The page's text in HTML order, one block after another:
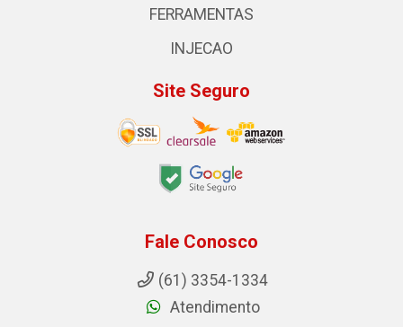
FERRAMENTAS
INJECAO
Site Seguro
Fale Conosco
(61) 3354-1334
Atendimento